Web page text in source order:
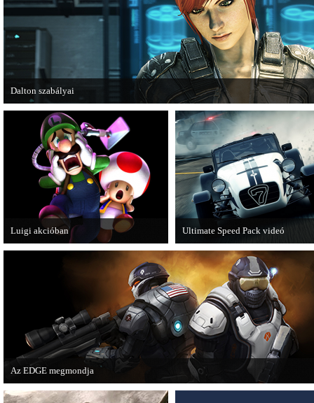
kapta.
THQ.
Dalton szabályai
Új videóval jelentkezik az Insomniac Games játéka, a Fuse.
Luigi akcióban
A Nintendo 3DS-re készülő Luigi's
Mansion: Dark Moon újabb képeken
Ultimate Speed Pack videó
Már elérhető a Need for Speed
Wanted első nagyobb kiegészítő
csomagja.
Az EDGE megmondja
Az egyik leghíresebb játékmagazin, az EDGE is elmondja, hogy szerinte melyek